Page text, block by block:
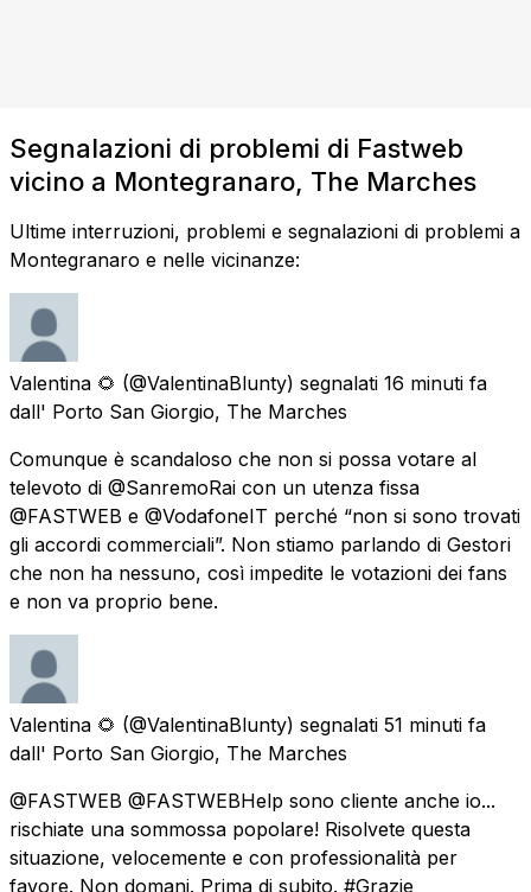
Segnalazioni di problemi di Fastweb
vicino a Montegranaro, The Marches
Ultime interruzioni, problemi e segnalazioni di problemi a
Montegranaro e nelle vicinanze:
Valentina 🌻 (@ValentinaBlunty) segnalati 16 minuti fa
dall' Porto San Giorgio, The Marches
Comunque è scandaloso che non si possa votare al
televoto di @SanremoRai con un utenza fissa
@FASTWEB e @VodafoneIT perché “non si sono trovati
gli accordi commerciali”. Non stiamo parlando di Gestori
che non ha nessuno, così impedite le votazioni dei fans
e non va proprio bene.
Valentina 🌻 (@ValentinaBlunty) segnalati 51 minuti fa
dall' Porto San Giorgio, The Marches
@FASTWEB @FASTWEBHelp sono cliente anche io...
rischiate una sommossa popolare! Risolvete questa
situazione, velocemente e con professionalità per
favore. Non domani. Prima di subito. #Grazie